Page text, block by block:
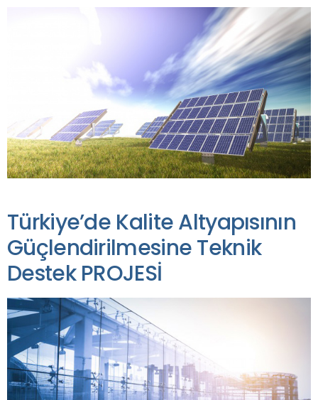
Türkiye’de Kalite Altyapısının
Güçlendirilmesine Teknik
Destek PROJESİ